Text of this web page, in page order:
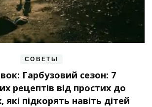
СОВЕТЫ
Гарбузовий сезон: 7
рецептів від простих до
які підкорять навіть дітей